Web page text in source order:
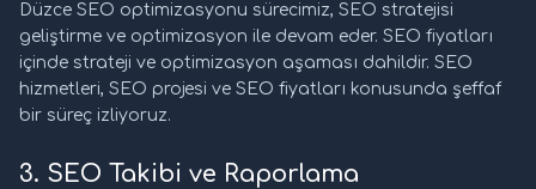
Düzce SEO optimizasyonu sürecimiz, SEO stratejisi
geliştirme ve optimizasyon ile devam eder. SEO fiyatları
içinde strateji ve optimizasyon aşaması dahildir. SEO
hizmetleri, SEO projesi ve SEO fiyatları konusunda şeffaf
bir süreç izliyoruz.
3. SEO Takibi ve Raporlama